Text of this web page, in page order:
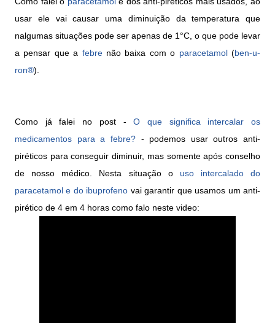
usar ele vai causar uma diminuição da temperatura que
nalgumas situações pode ser apenas de 1°C, o que pode levar
a pensar que a febrenão baixa com o paracetamol(ben-u-
ron®).
Como já falei no post -O que significa intercalar os
medicamentos para a febre? - podemos usar outros anti-
piréticos para conseguir diminuir, mas somente após conselho
de nosso médico. Nesta situação o uso intercalado do
paracetamol e do ibuprofeno vai garantir que usamos um anti-
pirético de 4 em 4 horas como falo neste video: